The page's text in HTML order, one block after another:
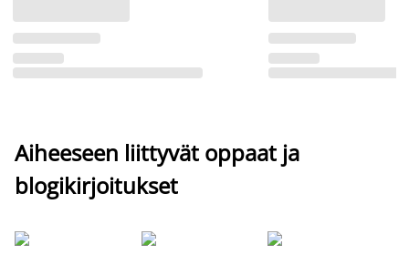
Aiheeseen liittyvät oppaat ja
blogikirjoitukset